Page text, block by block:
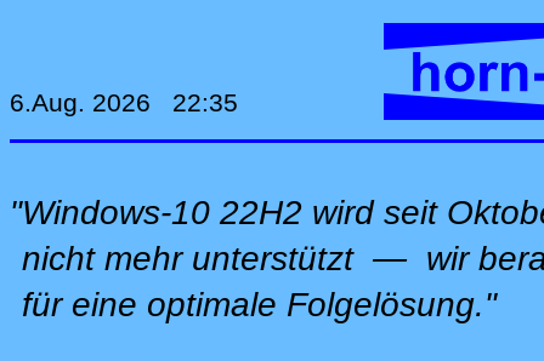
6.Aug. 2026 22:35
"Windows-10 22H2 wird seit
nicht mehr unterstützt — wir
für eine optimale Folgelösung."